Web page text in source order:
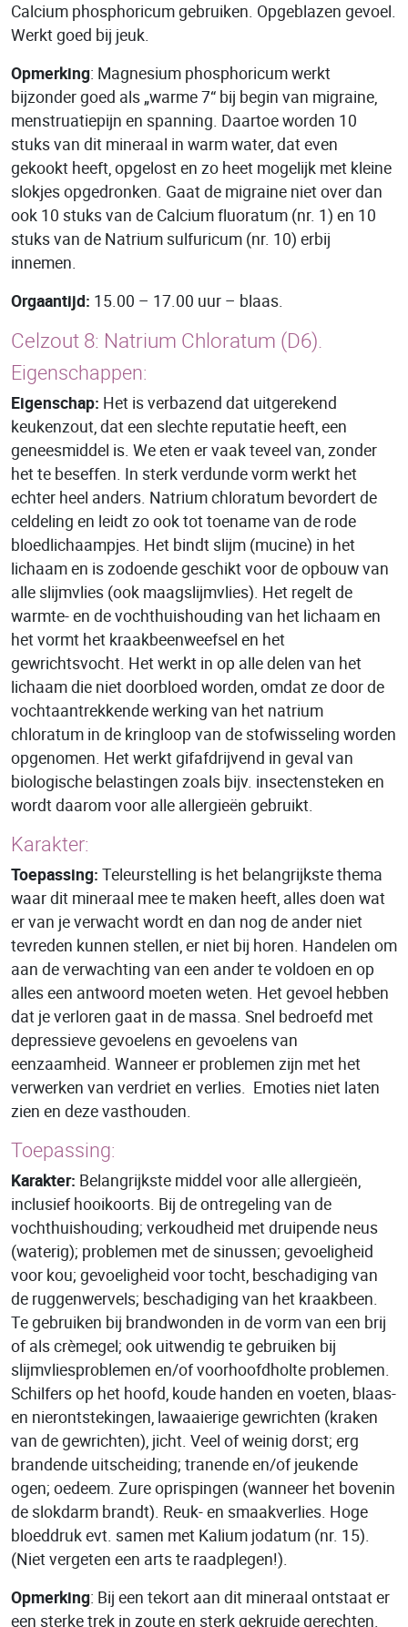
Calcium phosphoricum gebruiken. Opgeblazen gevoel.
Werkt goed bij jeuk.
Opmerking: Magnesium phosphoricum werkt
bijzonder goed als „warme 7“ bij begin van migraine,
menstruatiepijn en spanning. Daartoe worden 10
stuks van dit mineraal in warm water, dat even
gekookt heeft, opgelost en zo heet mogelijk met kleine
slokjes opgedronken. Gaat de migraine niet over dan
ook 10 stuks van de Calcium fluoratum (nr. 1) en 10
stuks van de Natrium sulfuricum (nr. 10) erbij
innemen.
Orgaantijd: 15.00 – 17.00 uur – blaas.
Celzout 8: Natrium Chloratum (D6).
Eigenschappen:
Eigenschap: Het is verbazend dat uitgerekend
keukenzout, dat een slechte reputatie heeft, een
geneesmiddel is. We eten er vaak teveel van, zonder
het te beseffen. In sterk verdunde vorm werkt het
echter heel anders. Natrium chloratum bevordert de
celdeling en leidt zo ook tot toename van de rode
bloedlichaampjes. Het bindt slijm (mucine) in het
lichaam en is zodoende geschikt voor de opbouw van
alle slijmvlies (ook maagslijmvlies). Het regelt de
warmte- en de vochthuishouding van het lichaam en
het vormt het kraakbeenweefsel en het
gewrichtsvocht. Het werkt in op alle delen van het
lichaam die niet doorbloed worden, omdat ze door de
vochtaantrekkende werking van het natrium
chloratum in de kringloop van de stofwisseling worden
opgenomen. Het werkt gifafdrijvend in geval van
biologische belastingen zoals bijv. insectensteken en
wordt daarom voor alle allergieën gebruikt.
Karakter:
Toepassing: Teleurstelling is het belangrijkste thema
waar dit mineraal mee te maken heeft, alles doen wat
er van je verwacht wordt en dan nog de ander niet
tevreden kunnen stellen, er niet bij horen. Handelen om
aan de verwachting van een ander te voldoen en op
alles een antwoord moeten weten. Het gevoel hebben
dat je verloren gaat in de massa. Snel bedroefd met
depressieve gevoelens en gevoelens van
eenzaamheid. Wanneer er problemen zijn met het
verwerken van verdriet en verlies. Emoties niet laten
zien en deze vasthouden.
Toepassing:
Karakter: Belangrijkste middel voor alle allergieën,
inclusief hooikoorts. Bij de ontregeling van de
vochthuishouding; verkoudheid met druipende neus
(waterig); problemen met de sinussen; gevoeligheid
voor kou; gevoeligheid voor tocht, beschadiging van
de ruggenwervels; beschadiging van het kraakbeen.
Te gebruiken bij brandwonden in de vorm van een brij
of als crèmegel; ook uitwendig te gebruiken bij
slijmvliesproblemen en/of voorhoofdholte problemen.
Schilfers op het hoofd, koude handen en voeten, blaas-
en nierontstekingen, lawaaierige gewrichten (kraken
van de gewrichten), jicht. Veel of weinig dorst; erg
brandende uitscheiding; tranende en/of jeukende
ogen; oedeem. Zure oprispingen (wanneer het bovenin
de slokdarm brandt). Reuk- en smaakverlies. Hoge
bloeddruk evt. samen met Kalium jodatum (nr. 15).
(Niet vergeten een arts te raadplegen!).
Opmerking: Bij een tekort aan dit mineraal ontstaat er
een sterke trek in zoute en sterk gekruide gerechten.